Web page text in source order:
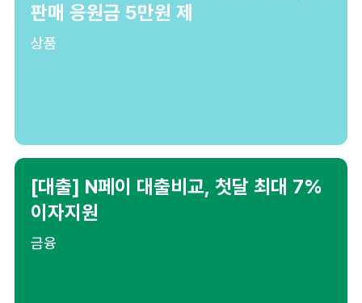
판매 응원금 5만원 제
상품
[대출] N페이 대출비교, 첫달 최대 7%
이자지원
금융